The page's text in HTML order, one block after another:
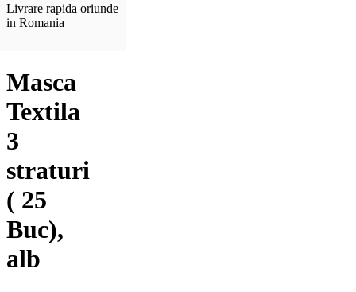
Livrare rapida oriunde
in Romania
Masca
Textila
3
straturi
( 25
Buc),
alb